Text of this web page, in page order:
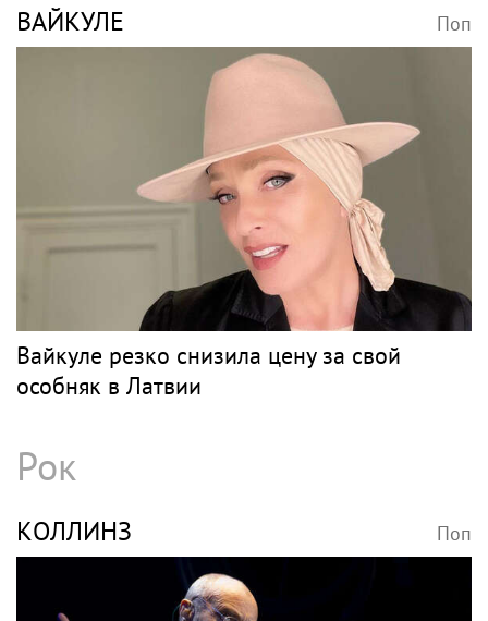
ВАЙКУЛЕ Поп
Вайкуле резко снизила цену за свой
особняк в Латвии
Рок
КОЛЛИНЗ Поп